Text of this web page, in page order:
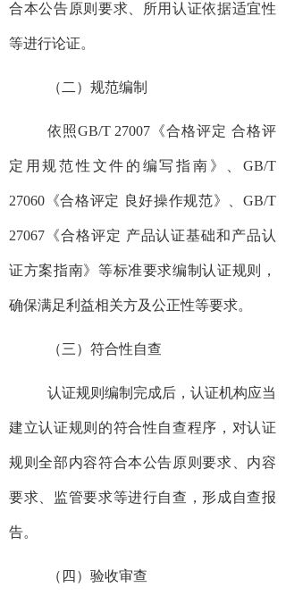
合本公告原则要求、所用认证依据适宜性
等进行论证。
（二）规范编制
依照GB/T 27007《合格评定 合格评
定用规范性文件的编写指南》、GB/T
27060《合格评定 良好操作规范》、GB/T
27067《合格评定 产品认证基础和产品认
证方案指南》等标准要求编制认证规则，
确保满足利益相关方及公正性等要求。
（三）符合性自查
认证规则编制完成后，认证机构应当
建立认证规则的符合性自查程序，对认证
规则全部内容符合本公告原则要求、内容
要求、监管要求等进行自查，形成自查报
告。
（四）验收审查